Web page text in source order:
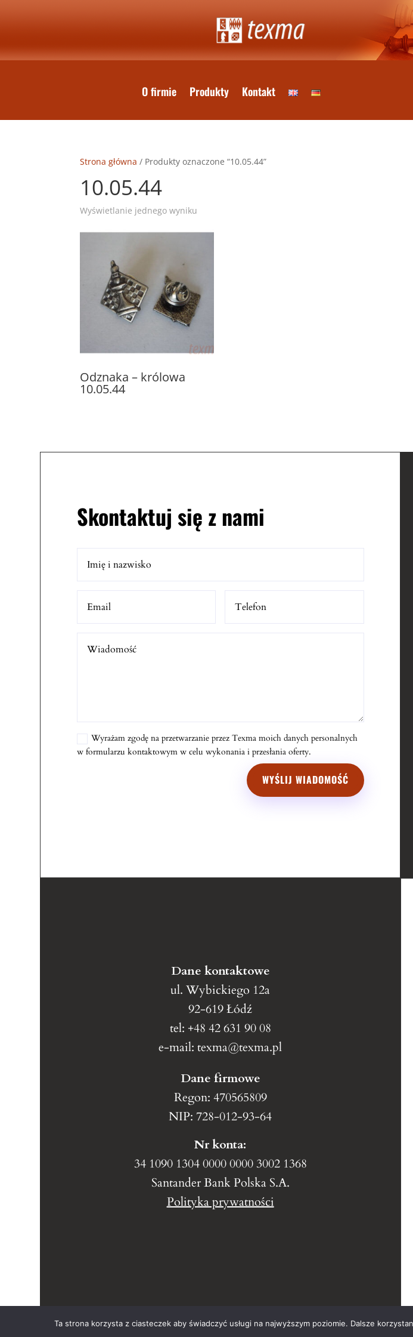
O firmie Produkty Kontakt
Strona główna / Produkty oznaczone “10.05.44”
10.05.44
Wyświetlanie jednego wyniku
Odznaka – królowa
10.05.44
Skontaktuj się z nami
Wyrażam zgodę na przetwarzanie przez Texma moich danych personalnych
w formularzu kontaktowym w celu wykonania i przesłania oferty.
WYŚLIJ WIADOMOŚĆ
Dane kontaktowe
ul. Wybickiego 12a
92-619 Łódź
tel: +48 42 631 90 08
e-mail: texma@texma.pl
Dane firmowe
Regon: 470565809
NIP: 728-012-93-64
Nr konta:
34 1090 1304 0000 0000 3002 1368
Santander Bank Polska S.A.
Polityka prywatności
Ta strona korzysta z ciasteczek aby świadczyć usługi na najwyższym poziomie. Dalsze